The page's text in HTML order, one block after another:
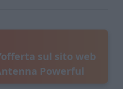
sul sito web
Powerful